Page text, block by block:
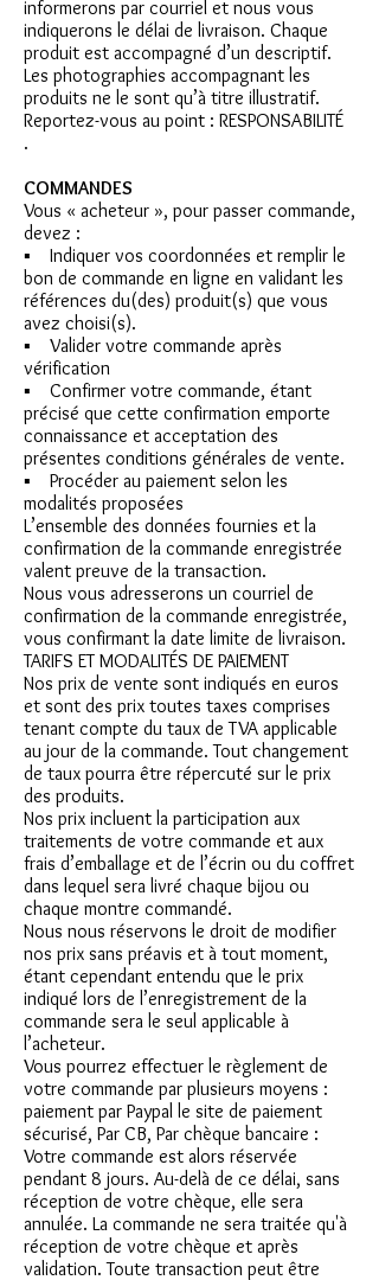
informerons par courriel et nous vous
indiquerons le délai de livraison. Chaque
produit est accompagné d’un descriptif.
Les photographies accompagnant les
produits ne le sont qu’à titre illustratif.
Reportez-vous au point : RESPONSABILITÉ
.
COMMANDES
Vous « acheteur », pour passer commande,
devez :
▪ Indiquer vos coordonnées et remplir le
bon de commande en ligne en validant les
références du(des) produit(s) que vous
avez choisi(s).
▪ Valider votre commande après
vérification
▪ Confirmer votre commande, étant
précisé que cette confirmation emporte
connaissance et acceptation des
présentes conditions générales de vente.
▪ Procéder au paiement selon les
modalités proposées
L’ensemble des données fournies et la
confirmation de la commande enregistrée
valent preuve de la transaction.
Nous vous adresserons un courriel de
confirmation de la commande enregistrée,
vous confirmant la date limite de livraison.
TARIFS ET MODALITÉS DE PAIEMENT
Nos prix de vente sont indiqués en euros
et sont des prix toutes taxes comprises
tenant compte du taux de TVA applicable
au jour de la commande. Tout changement
de taux pourra être répercuté sur le prix
des produits.
Nos prix incluent la participation aux
traitements de votre commande et aux
frais d’emballage et de l’écrin ou du coffret
dans lequel sera livré chaque bijou ou
chaque montre commandé.
Nous nous réservons le droit de modifier
nos prix sans préavis et à tout moment,
étant cependant entendu que le prix
indiqué lors de l’enregistrement de la
commande sera le seul applicable à
l’acheteur.
Vous pourrez effectuer le règlement de
votre commande par plusieurs moyens :
paiement par Paypal le site de paiement
sécurisé, Par CB, Par chèque bancaire :
Votre commande est alors réservée
pendant 8 jours. Au-delà de ce délai, sans
réception de votre chèque, elle sera
annulée. La commande ne sera traitée qu'à
réception de votre chèque et après
validation. Toute transaction peut être